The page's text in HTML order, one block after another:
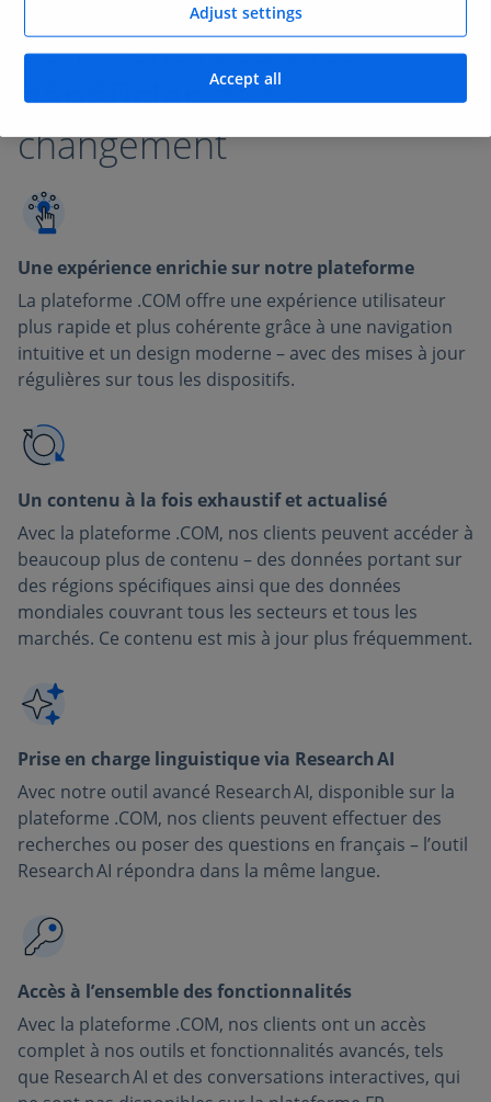
Comment vous allez
bénéficierde ce
changement
Une expérience enrichie sur notre plateforme
La plateforme .COM offre une expérience utilisateur
plus rapide et plus cohérente grâce à une navigation
intuitive et un design moderne – avec des mises à jour
régulières sur tous les dispositifs.
Un contenu à la fois exhaustif et actualisé
Avec la plateforme .COM, nos clients peuvent accéder à
beaucoup plus de contenu – des données portant sur
des régions spécifiques ainsi que des données
mondiales couvrant tous les secteurs et tous les
marchés. Ce contenu est mis à jour plus fréquemment.
Prise en charge linguistique via Research AI
Avec notre outil avancé Research AI, disponible sur la
plateforme .COM, nos clients peuvent effectuer des
recherches ou poser des questions en français – l’outil
Research AI répondra dans la même langue.
Accès à l’ensemble des fonctionnalités
Avec la plateforme .COM, nos clients ont un accès
complet à nos outils et fonctionnalités avancés, tels
que Research AI et des conversations interactives, qui
Adjust settings
Accept all